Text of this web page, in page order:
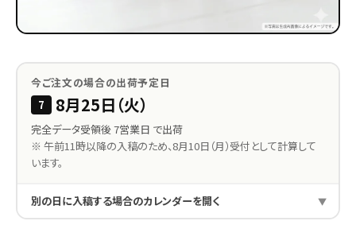
今ご注文の場合の出荷予定日
7
8月25日（火）
完全データ受領後 7営業日 で出荷
※ 午前11時以降の入稿のため、8月10日（月）受付として計算して
います。
別の日に入稿する場合のカレンダーを開く